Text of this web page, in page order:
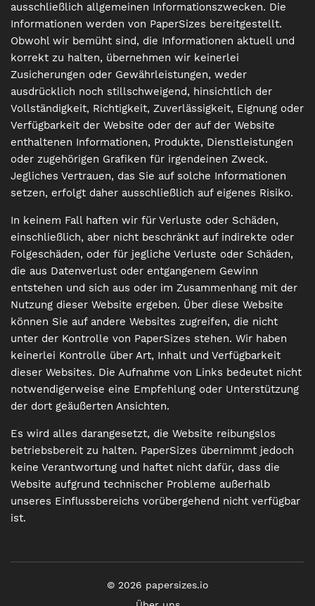
ausschließlich allgemeinen Informationszwecken. Die
Informationen werden von PaperSizes bereitgestellt.
Obwohl wir bemüht sind, die Informationen aktuell und
korrekt zu halten, übernehmen wir keinerlei
Zusicherungen oder Gewährleistungen, weder
ausdrücklich noch stillschweigend, hinsichtlich der
Vollständigkeit, Richtigkeit, Zuverlässigkeit, Eignung oder
Verfügbarkeit der Website oder der auf der Website
enthaltenen Informationen, Produkte, Dienstleistungen
oder zugehörigen Grafiken für irgendeinen Zweck.
Jegliches Vertrauen, das Sie auf solche Informationen
setzen, erfolgt daher ausschließlich auf eigenes Risiko.
In keinem Fall haften wir für Verluste oder Schäden,
einschließlich, aber nicht beschränkt auf indirekte oder
Folgeschäden, oder für jegliche Verluste oder Schäden,
die aus Datenverlust oder entgangenem Gewinn
entstehen und sich aus oder im Zusammenhang mit der
Nutzung dieser Website ergeben. Über diese Website
können Sie auf andere Websites zugreifen, die nicht
unter der Kontrolle von PaperSizes stehen. Wir haben
keinerlei Kontrolle über Art, Inhalt und Verfügbarkeit
dieser Websites. Die Aufnahme von Links bedeutet nicht
notwendigerweise eine Empfehlung oder Unterstützung
der dort geäußerten Ansichten.
Es wird alles darangesetzt, die Website reibungslos
betriebsbereit zu halten. PaperSizes übernimmt jedoch
keine Verantwortung und haftet nicht dafür, dass die
Website aufgrund technischer Probleme außerhalb
unseres Einflussbereichs vorübergehend nicht verfügbar
ist.
© 2026 papersizes.io